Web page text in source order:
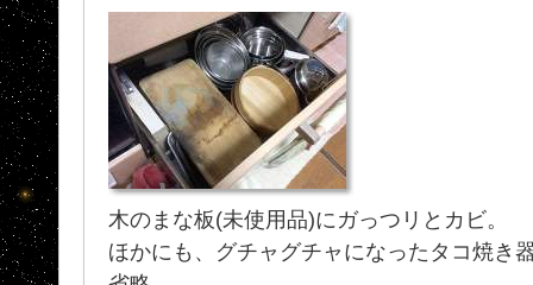
木のまな板(未使用品)にガっつリとカビ。
ほかにも、グチャグチャになったタコ焼き